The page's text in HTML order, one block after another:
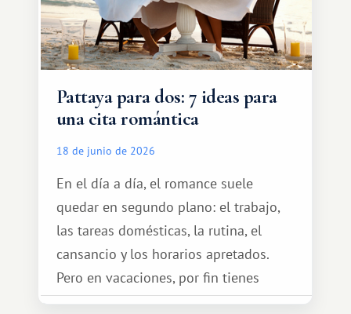
Pattaya para dos: 7 ideas para
una cita romántica
18 de junio de 2026
En el día a día, el romance suele
quedar en segundo plano: el trabajo,
las tareas domésticas, la rutina, el
cansancio y los horarios apretados.
Pero en vacaciones, por fin tienes
espacio para dos y ganas de hacer algo